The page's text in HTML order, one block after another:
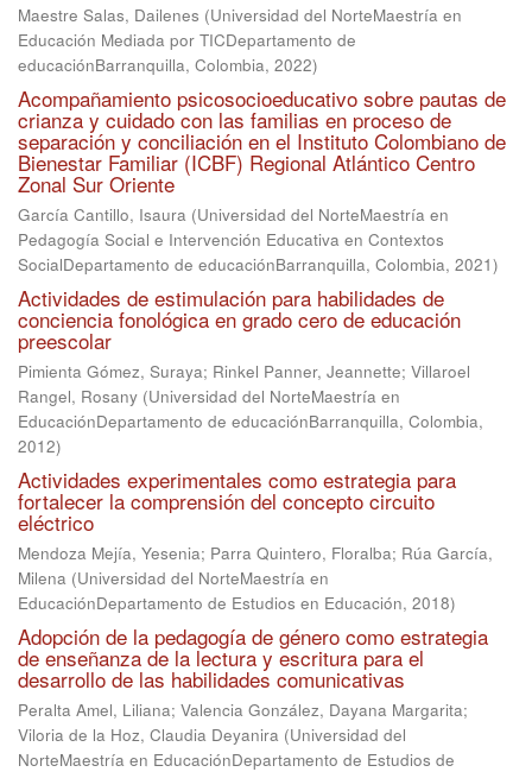
Maestre Salas, Dailenes (Universidad del NorteMaestría en
Educación Mediada por TICDepartamento de
educaciónBarranquilla, Colombia, 2022)
Acompañamiento psicosocioeducativo sobre pautas de
crianza y cuidado con las familias en proceso de
separación y conciliación en el Instituto Colombiano de
Bienestar Familiar (ICBF) Regional Atlántico Centro
Zonal Sur Oriente
García Cantillo, Isaura (Universidad del NorteMaestría en
Pedagogía Social e Intervención Educativa en Contextos
SocialDepartamento de educaciónBarranquilla, Colombia, 2021)
Actividades de estimulación para habilidades de
conciencia fonológica en grado cero de educación
preescolar
Pimienta Gómez, Suraya; Rinkel Panner, Jeannette; Villaroel
Rangel, Rosany (Universidad del NorteMaestría en
EducaciónDepartamento de educaciónBarranquilla, Colombia,
2012)
Actividades experimentales como estrategia para
fortalecer la comprensión del concepto circuito
eléctrico
Mendoza Mejía, Yesenia; Parra Quintero, Floralba; Rúa García,
Milena (Universidad del NorteMaestría en
EducaciónDepartamento de Estudios en Educación, 2018)
Adopción de la pedagogía de género como estrategia
de enseñanza de la lectura y escritura para el
desarrollo de las habilidades comunicativas
Peralta Amel, Liliana; Valencia González, Dayana Margarita;
Viloria de la Hoz, Claudia Deyanira (Universidad del
NorteMaestría en EducaciónDepartamento de Estudios de